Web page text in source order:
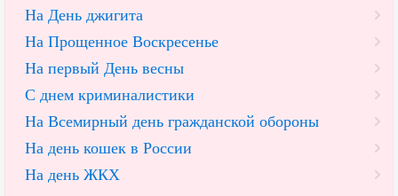
На День джигита
На Прощенное Воскресенье
На первый День весны
С днем криминалистики
На Всемирный день гражданской обороны
На день кошек в России
На день ЖКХ